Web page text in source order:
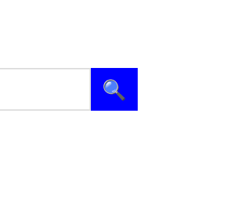
🔍